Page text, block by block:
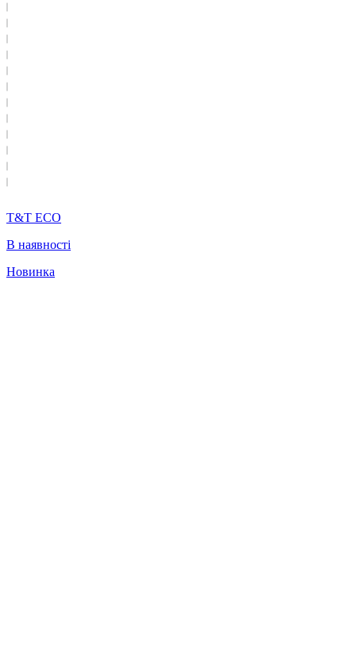
T&T ECO
В наявності
Новинка